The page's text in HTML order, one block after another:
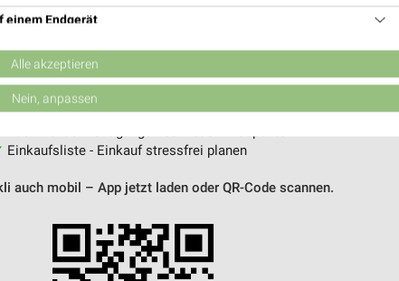
- Prospekte & Angebote App
griffbereit – mit der kostenlosen weekli App für iOS & Android.
Standortgenaue Angebote
Folge deinem Lieblingshändler
Einkaufsliste - Einkauf stressfrei planen
auch mobil – App jetzt laden oder QR-Code scannen.
einem Endgerät
Alle akzeptieren
Nein, anpassen